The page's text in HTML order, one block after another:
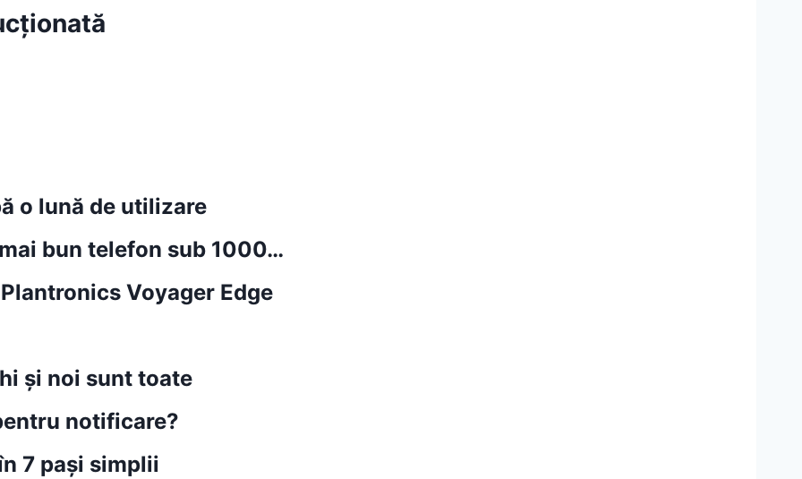
o lună de utilizare
bun telefon sub 1000…
Voyager Edge
și noi sunt toate
notificare?
7 pași simplii